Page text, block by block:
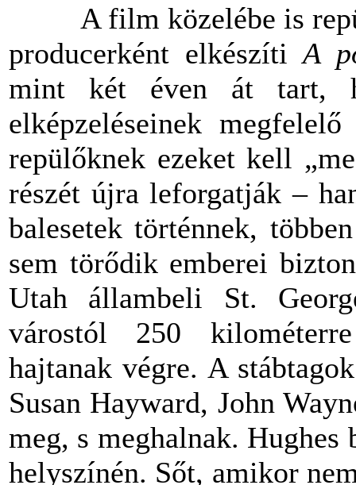
A film közelébe is
producerként elkészítiA
mint két éven át tart,
elképzeléseinek
repülőknek ezeket kell
részét újra leforgatják –
balesetek történnek,
sem törődik emberei
Utah állambeli St.
várostól 250
hajtanak végre. A
Susan Hayward, John
meg, s meghalnak.
helyszínén. Sőt, amikor